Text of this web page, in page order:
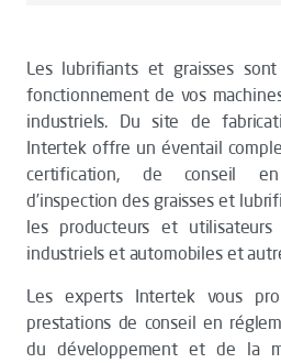
Les lubrifiants et graisses
fonctionnement de vos
industriels. Du site de
Intertek offre un éventail
certification, de conseil
d’inspection des graisses et
les producteurs et utilisateurs
industriels et automobiles et
Les experts Intertek vous
prestations de conseil en
du développement et de la